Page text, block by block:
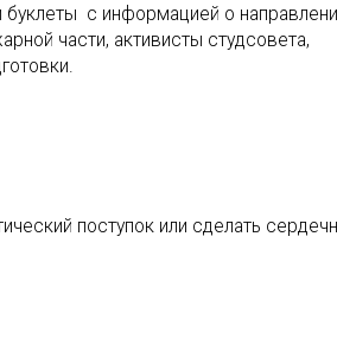
с информацией о
части, активисты студсовета,
поступок или сделать